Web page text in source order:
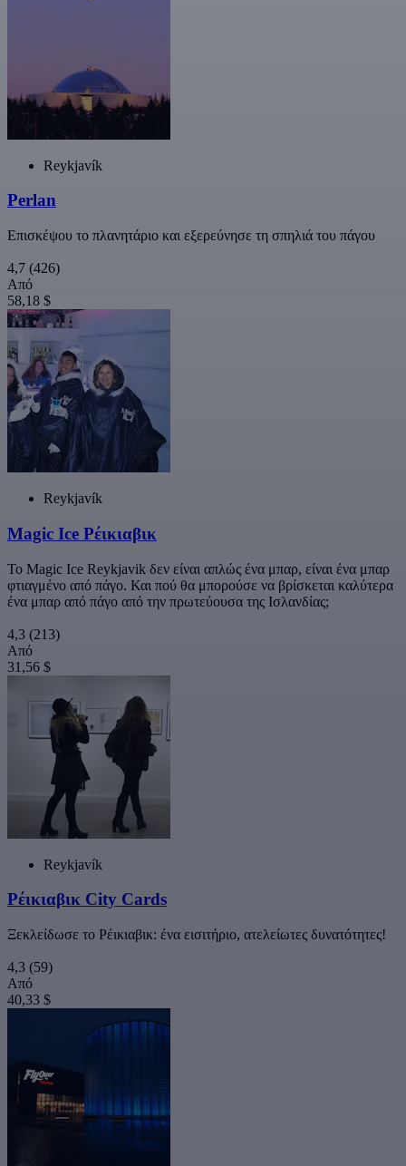
Reykjavík
Perlan
Επισκέψου το πλανητάριο και εξερεύνησε τη σπηλιά του πάγου
4,7 (426)
Από
58,18 $
Reykjavík
Magic Ice Ρέικιαβικ
Το Magic Ice Reykjavik δεν είναι απλώς ένα μπαρ, είναι ένα μπαρ
φτιαγμένο από πάγο. Και πού θα μπορούσε να βρίσκεται καλύτερα
ένα μπαρ από πάγο από την πρωτεύουσα της Ισλανδίας;
4,3 (213)
Από
31,56 $
Reykjavík
Ρέικιαβικ City Cards
Ξεκλείδωσε το Ρέικιαβικ: ένα εισιτήριο, ατελείωτες δυνατότητες!
4,3 (59)
Από
40,33 $